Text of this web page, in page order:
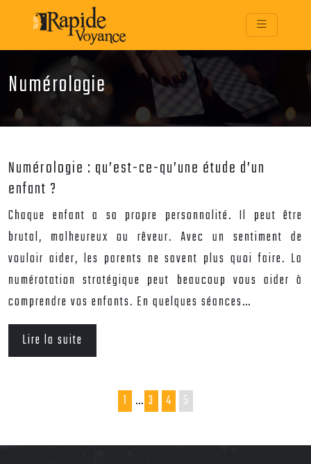
Numérologie
Numérologie : qu’est-ce-qu’une étude d’un
enfant ?
Chaque enfant a sa propre personnalité. Il peut être
brutal, malheureux ou rêveur. Avec un sentiment de
vouloir aider, les parents ne savent plus quoi faire. La
numérotation stratégique peut beaucoup vous aider à
comprendre vos enfants. En quelques séances…
Lire la suite
1 … 3 4 5